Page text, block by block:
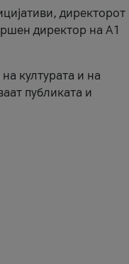
директорот
директор на A1
културата и на
публиката и